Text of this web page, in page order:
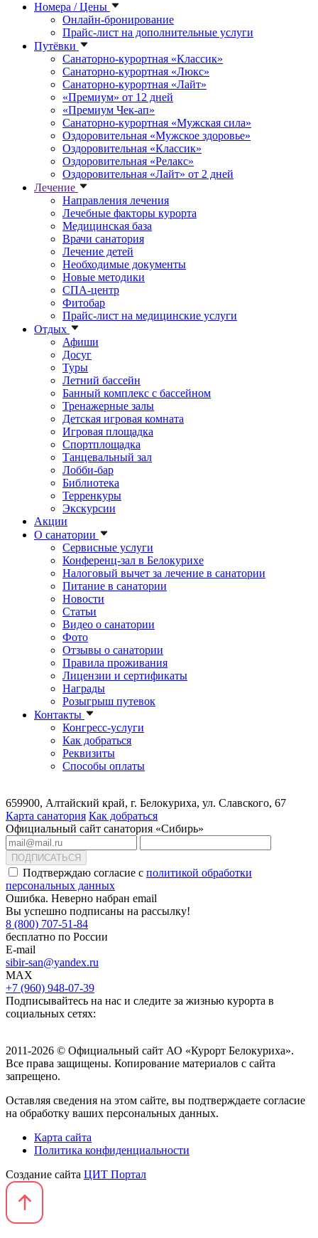
Номера / Цены
Онлайн-бронирование
Прайс-лист на дополнительные услуги
Путёвки
Санаторно-курортная «Классик»
Санаторно-курортная «Люкс»
Санаторно-курортная «Лайт»
«Премиум» от 12 дней
«Премиум Чек-ап»
Санаторно-курортная «Мужская сила»
Оздоровительная «Мужское здоровье»
Оздоровительная «Классик»
Оздоровительная «Релакс»
Оздоровительная «Лайт» от 2 дней
Лечение
Направления лечения
Лечебные факторы курорта
Медицинская база
Врачи санатория
Лечение детей
Необходимые документы
Новые методики
СПА-центр
Фитобар
Прайс-лист на медицинские услуги
Отдых
Афиши
Досуг
Туры
Летний бассейн
Банный комплекс с бассейном
Тренажерные залы
Детская игровая комната
Игровая площадка
Спортплощадка
Танцевальный зал
Лобби-бар
Библиотека
Терренкуры
Экскурсии
Акции
О санатории
Сервисные услуги
Конференц-зал в Белокурихе
Налоговый вычет за лечение в санатории
Питание в санатории
Новости
Статьи
Видео о санатории
Фото
Отзывы о санатории
Правила проживания
Лицензии и сертификаты
Награды
Розыгрыш путевок
Контакты
Конгресс-услуги
Как добраться
Реквизиты
Способы оплаты
659900, Алтайский край, г. Белокуриха, ул. Славского, 67
Карта санатория Как добраться
Официальный сайт санатория «Сибирь»
ПОДПИСАТЬСЯ
Подтверждаю согласие с политикой обработки
персональных данных
Ошибка. Неверно набран email
Вы успешно подписаны на рассылку!
8 (800) 707-51-84
бесплатно по России
E-mail
sibir-san@yandex.ru
MAX
+7 (960) 948-07-39
Подписывайтесь на нас и следите за жизнью курорта в
социальных сетях:
2011-2026 © Официальный сайт АО «Курорт Белокуриха».
Все права защищены. Копирование материалов с сайта
запрещено.
Оставляя сведения на этом сайте, вы подтверждаете согласие
на обработку ваших персональных данных.
Карта сайта
Политика конфиденциальности
Создание сайта ЦИТ Портал